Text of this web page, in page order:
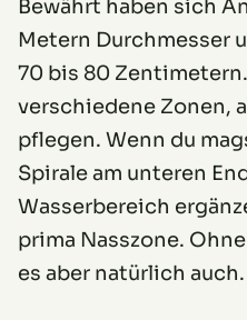
Bewährt haben sich
Metern Durchmesser
70 bis 80
verschiedene Zonen,
pflegen. Wenn du
Spirale am unteren
Wasserbereich
prima Nasszone.
es aber natürlich auch.